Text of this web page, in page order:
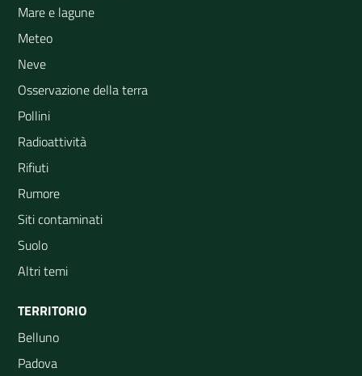
Mare e lagune
Meteo
Neve
Osservazione della terra
Pollini
Radioattività
Rifiuti
Rumore
Siti contaminati
Suolo
Altri temi
TERRITORIO
Belluno
Padova